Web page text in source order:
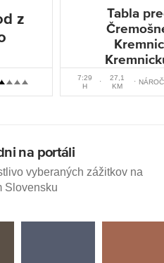
z
Tabla
7:29
H
27,1
KM
na portáli
vyberaných zážitkov na
Slovensku